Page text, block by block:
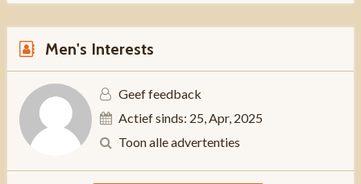
Men's Interests
Geef feedback
Actief sinds: 25, Apr, 2025
Toon alle advertenties